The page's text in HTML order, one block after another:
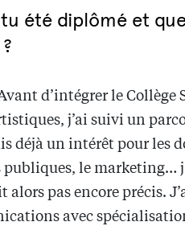
été diplômé et
d’intégrer le Collège
j’ai suivi un
déjà un intérêt pour les
le marketing…
alors pas encore précis.
avec